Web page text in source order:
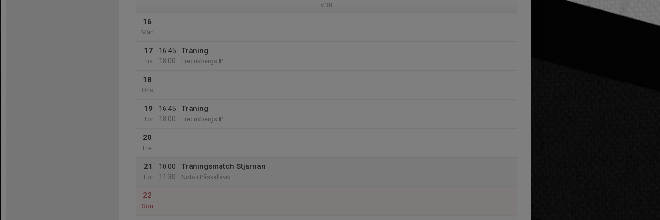
v.38
16
Mån
17
Tis
16:45
18:00
Träning
Fredrikbergs IP
18
Ons
19
Tor
16:45
18:00
Träning
Fredrikbergs IP
20
Fre
21
Lör
10:00
11:30
Träningsmatch Stjärnan
Nötö i Påskallavik
22
Sön